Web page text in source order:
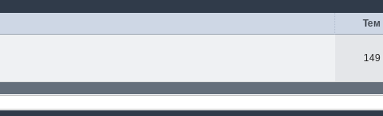
Тем
149